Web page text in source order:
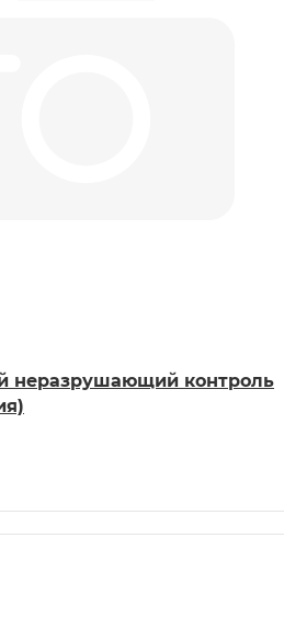
неразрушающий контроль